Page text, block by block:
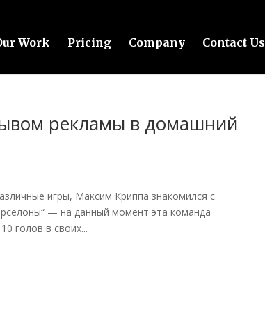
Work Pricing Company Contact Us
рекламы в домашний
игры, Максим Криппа знакомился с
— на данный момент эта команда
голов в своих...